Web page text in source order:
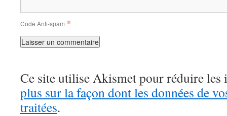
Code Anti-spam *
Ce site utilise Akismet pour réduire les
plus sur la façon dont les données de
traitées.